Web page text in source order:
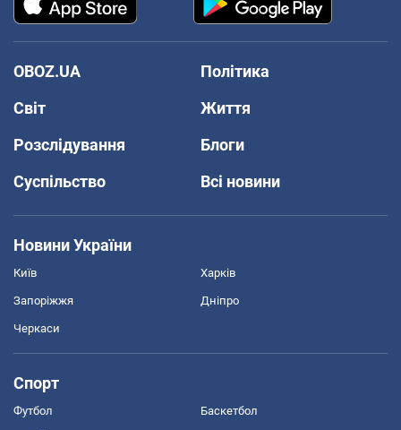
OBOZ.UA
Політика
Світ
Життя
Розслідування
Блоги
Суспільство
Всі новини
Новини України
Київ Харків
Запоріжжя Дніпро
Черкаси
Спорт
Футбол Баскетбол